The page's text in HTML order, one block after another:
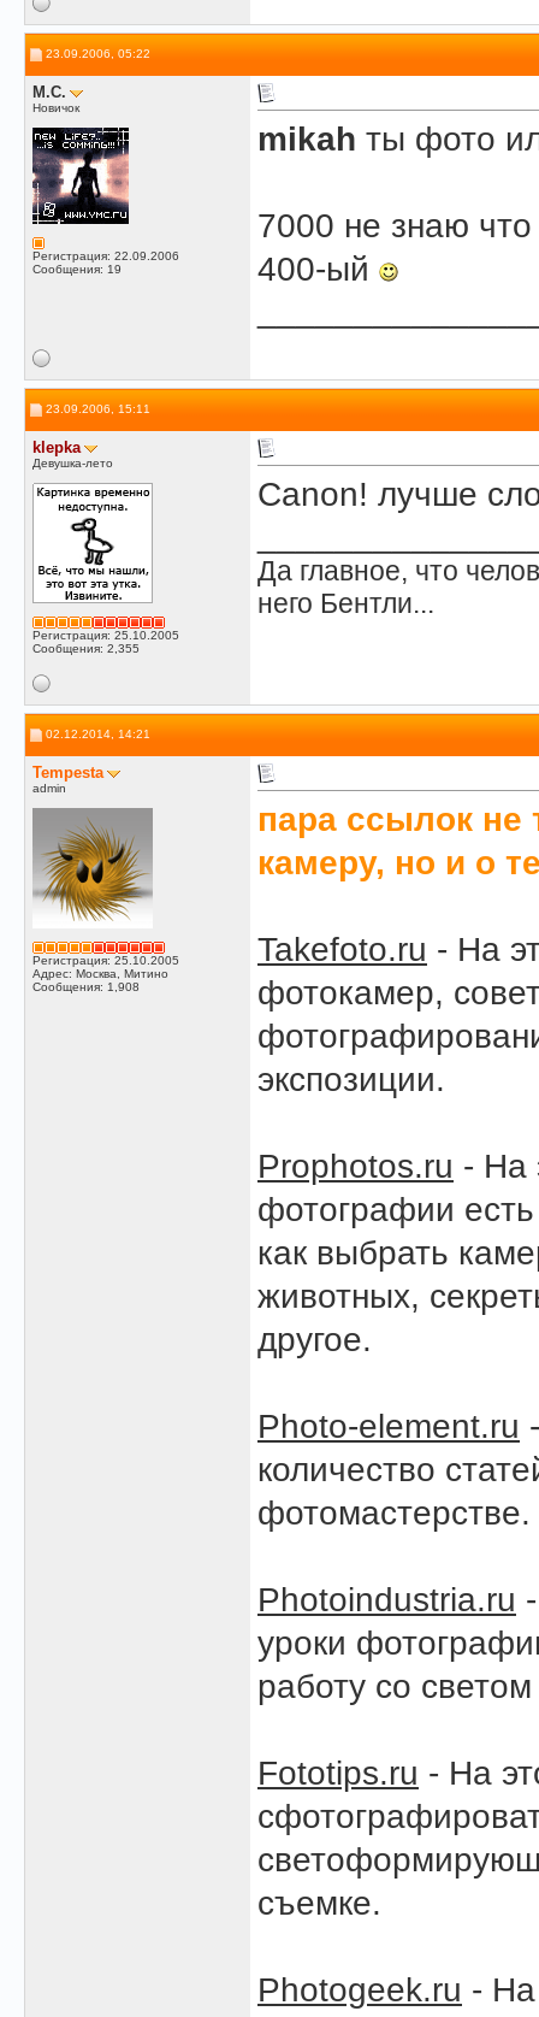
23.09.2006, 05:22
M.C.
Новичок
Регистрация: 22.09.2006
Сообщения: 19
mikah ты фото
7000 не знаю
400-ый
23.09.2006, 15:11
klepka
Девушка-лето
Регистрация: 25.10.2005
Сообщения: 2,355
Canon! лучше
Да главное, что
него Бентли...
02.12.2014, 14:21
Tempesta
admin
Регистрация: 25.10.2005
Адрес: Москва, Митино
Сообщения: 1,908
пара ссылок не
камеру, но и о
Takefoto.ru - На
фотокамер,
экспозиции.
Prophotos.ru - На
фотографии
как выбрать
животных,
другое.
Photo-element.ru
количество
фотомастерстве.
Photoindustria.ru
уроки
работу со
Fototips.ru - На
съемке.
Photogeek.ru -